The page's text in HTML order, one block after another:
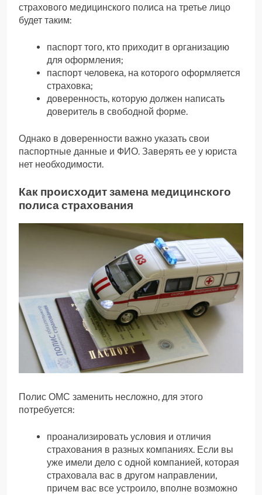
страхового медицинского полиса на третье лицо
будет таким:
паспорт того, кто приходит в организацию
для оформления;
паспорт человека, на которого оформляется
страховка;
доверенность, которую должен написать
доверитель в свободной форме.
Однако в доверенности важно указать свои
паспортные данные и ФИО. Заверять ее у юриста
нет необходимости.
Как происходит замена медицинского
полиса страхования
Полис ОМС заменить несложно, для этого
потребуется:
проанализировать условия и отличия
страхования в разных компаниях. Если вы
уже имели дело с одной компанией, которая
страховала вас в другом направлении,
причем вас все устроило, вполне возможно